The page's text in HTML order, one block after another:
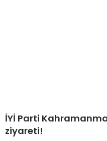
İYİ Parti
ziyareti!